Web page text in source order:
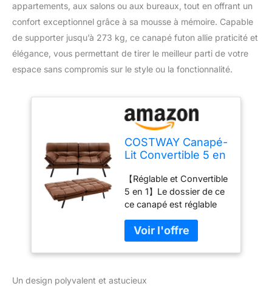
appartements, aux salons ou aux bureaux, tout en offrant un
confort exceptionnel grâce à sa mousse à mémoire. Capable
de supporter jusqu’à 273 kg, ce canapé futon allie praticité et
élégance, vous permettant de tirer le meilleur parti de votre
espace sans compromis sur le style ou la fonctionnalité.
COSTWAY Canapé-
Lit Convertible 5 en
Accoudoirs
Réglables, Canapé
Futon 3 Places en
Mousse à Mémoire,
Pieds Métalliques,
pour Petit
Appartement,
Charge 273 kg
【Réglable et Convertible
5 en 1】Le dossier de ce
ce canapé est réglable
accoudoirs peuvent être
levés ou abaissés
jusqu'à 4 positions, ce
canapé en canapé
Un design polyvalent et astucieux